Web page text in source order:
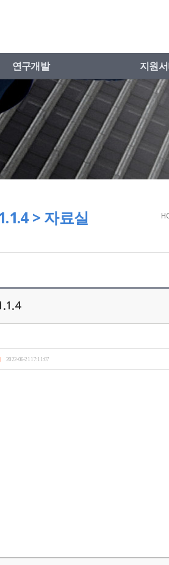
연구개발 지원
> 자료실
2022-06-21 17:11:07